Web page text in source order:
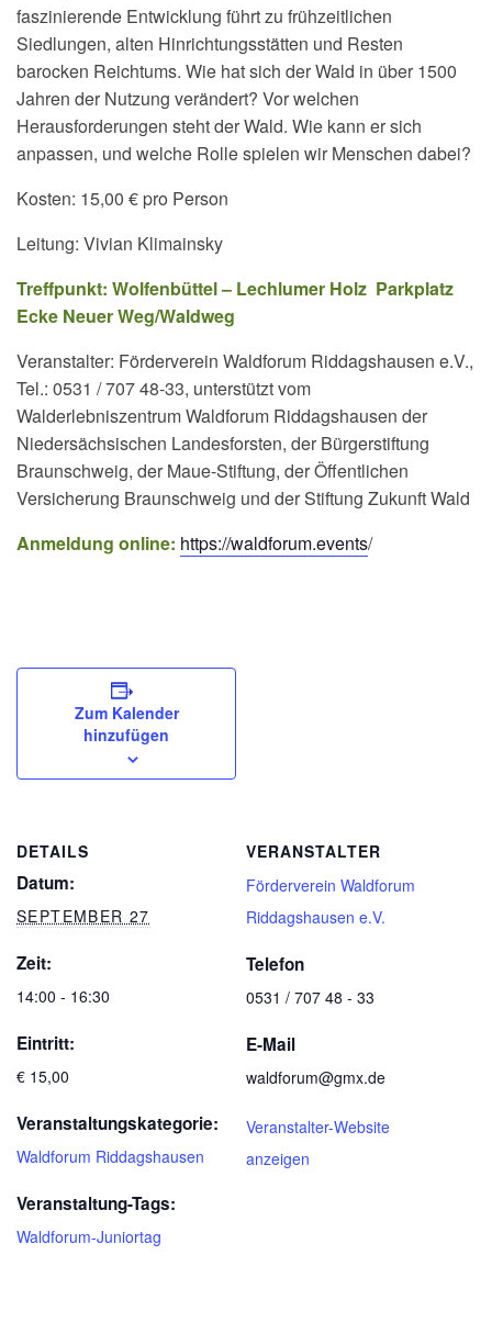
faszinierende Entwicklung führt zu frühzeitlichen
Siedlungen, alten Hinrichtungsstätten und Resten
barocken Reichtums. Wie hat sich der Wald in über 1500
Jahren der Nutzung verändert? Vor welchen
Herausforderungen steht der Wald. Wie kann er sich
anpassen, und welche Rolle spielen wir Menschen dabei?
Kosten: 15,00 € pro Person
Leitung: Vivian Klimainsky
Treffpunkt: Wolfenbüttel – Lechlumer Holz Parkplatz
Ecke Neuer Weg/Waldweg
Veranstalter: Förderverein Waldforum Riddagshausen e.V.,
Tel.: 0531 / 707 48-33, unterstützt vom
Walderlebniszentrum Waldforum Riddagshausen der
Niedersächsischen Landesforsten, der Bürgerstiftung
Braunschweig, der Maue-Stiftung, der Öffentlichen
Versicherung Braunschweig und der Stiftung Zukunft Wald
Anmeldung online: https://waldforum.events/
Zum Kalender
hinzufügen
DETAILS
Datum:
SEPTEMBER 27
Zeit:
14:00 - 16:30
Eintritt:
€ 15,00
Veranstaltungskategorie:
Waldforum Riddagshausen
Veranstaltung-Tags:
Waldforum-Juniortag
VERANSTALTER
Förderverein Waldforum
Riddagshausen e.V.
Telefon
0531 / 707 48 - 33
E-Mail
waldforum@gmx.de
Veranstalter-Website
anzeigen